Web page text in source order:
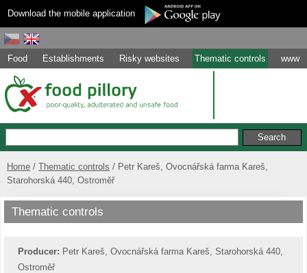
Download the mobile application
Food Establishments Risky websites Thematic controls www
Home Thematic controls
Petr Kareš, Ovocnářská farma Kareš,
Starohorská 440, Ostroměř
Thematic controls
Producer: Petr Kareš, Ovocnářská farma Kareš, Starohorská 440,
Ostroměř